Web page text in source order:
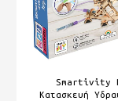
Smartivity
Κατασκευή